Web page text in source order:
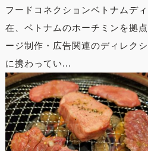
フードコネクションベトナムデ
在、ベトナムのホーチミンを拠
ージ制作・広告関連のディレク
に携わってい...